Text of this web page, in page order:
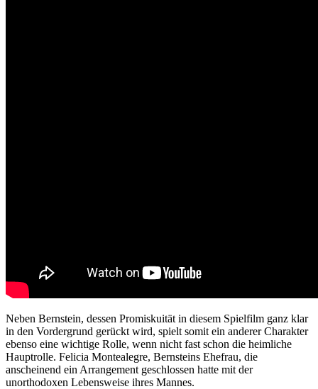
Neben Bernstein, dessen Promiskuität in diesem Spielfilm ganz klar
in den Vordergrund gerückt wird, spielt somit ein anderer Charakter
ebenso eine wichtige Rolle, wenn nicht fast schon die heimliche
Hauptrolle. Felicia Montealegre, Bernsteins Ehefrau, die
anscheinend ein Arrangement geschlossen hatte mit der
unorthodoxen Lebensweise ihres Mannes.